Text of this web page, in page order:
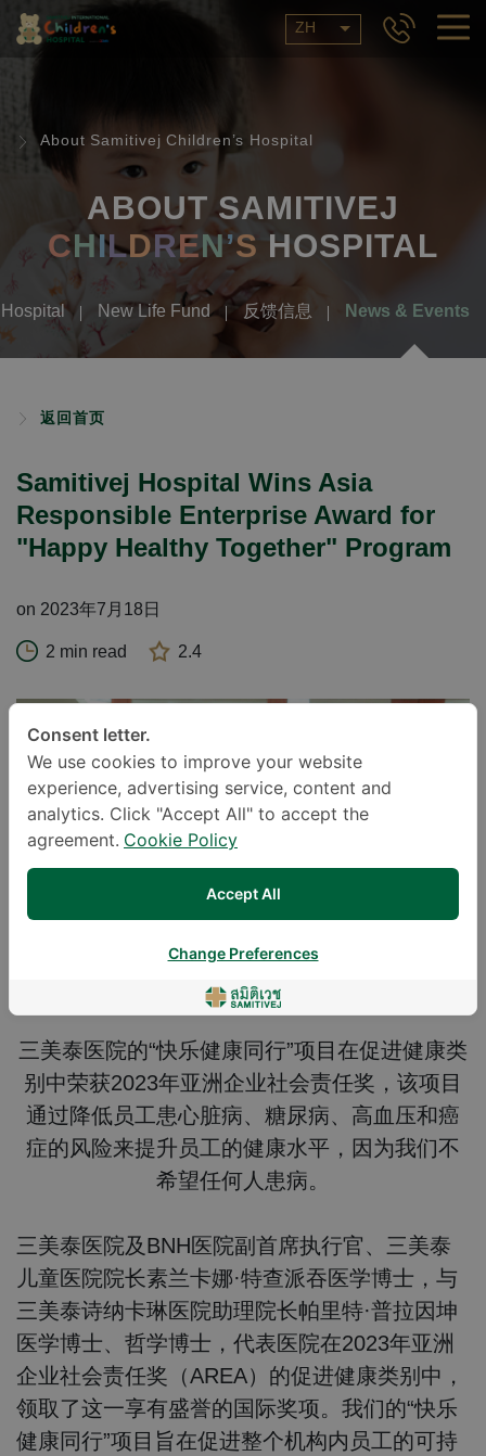
ZH
About Samitivej Children’s Hospital
ABOUT SAMITIVEJ
CHILDREN’S HOSPITAL
New Life Fund 反馈信息 News & Events
返回首页
Samitivej Hospital Wins Asia
Responsible Enterprise Award for
"Happy Healthy Together" Program
on 2023年7月18日
2 min read 2.4
三美泰医院的“快乐健康同行”项目在促进健康类
别中荣获2023年亚洲企业社会责任奖，该项目
通过降低员工患心脏病、糖尿病、高血压和癌
症的风险来提升员工的健康水平，因为我们不
希望任何人患病。
三美泰医院及BNH医院副首席执行官、三美泰
儿童医院院长素兰卡娜·特查派吞医学博士，与
三美泰诗纳卡琳医院助理院长帕里特·普拉因坤
医学博士、哲学博士，代表医院在2023年亚洲
企业社会责任奖（AREA）的促进健康类别中，
领取了这一享有盛誉的国际奖项。我们的“快乐
健康同行”项目旨在促进整个机构内员工的可持
Consent letter.
We use cookies to improve your website
experience, advertising service, content and
analytics. Click "Accept All" to accept the
agreement. Cookie Policy
Accept All
Change Preferences